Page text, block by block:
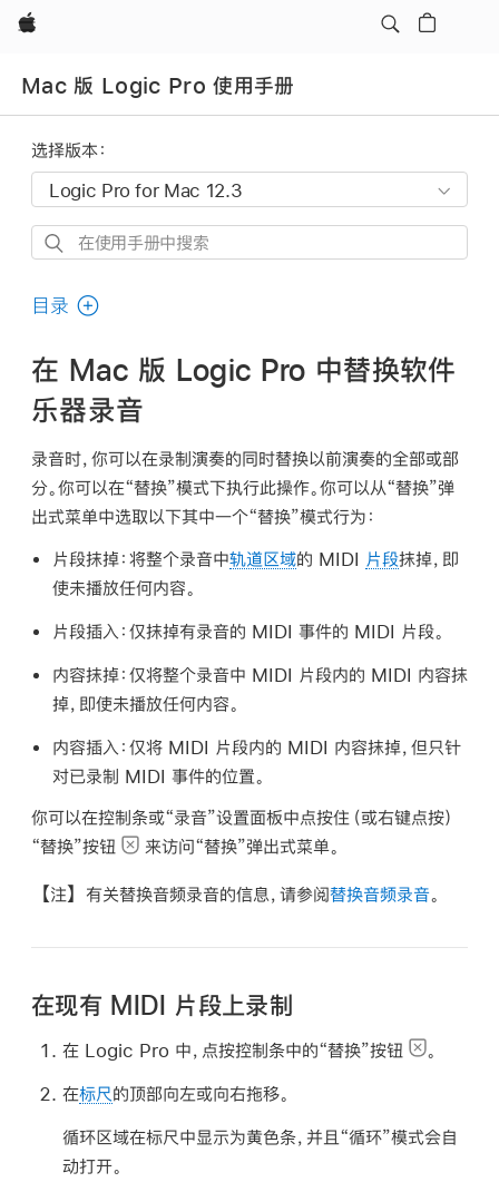
Apple
Mac 版 Logic Pro 使用手册
选择版本：
在
用
册
中
搜
目录
在 Mac 版 Logic Pro 中替换软件
乐器录音
录音时，你可以在录制演奏的同时替换以前演奏的全部或部
分。你可以在“替换”模式下执行此操作。你可以从“替换”弹
出式菜单中选取以下其中一个“替换”模式行为：
片段抹掉： 将整个录音中轨道区域的 MIDI 片段抹掉，即
使未播放任何内容。
片段插入： 仅抹掉有录音的 MIDI 事件的 MIDI 片段。
内容抹掉： 仅将整个录音中 MIDI 片段内的 MIDI 内容抹
掉，即使未播放任何内容。
内容插入： 仅将 MIDI 片段内的 MIDI 内容抹掉，但只针
对已录制 MIDI 事件的位置。
你可以在控制条或“录音”设置面板中点按住（或右键点按）
“替换”按钮
来访问“替换”弹出式菜单。
【注】 有关替换音频录音的信息，请参阅替换音频录音。
在现有 MIDI 片段上录制
在 Logic Pro 中，点按控制条中的“替换”按钮 。
在标尺的顶部向左或向右拖移。
循环区域在标尺中显示为黄色条，并且“循环”模式会自
动打开。